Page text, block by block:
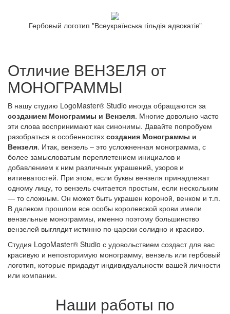
Гербовый логотип "Всеукраїнська гільдія адвокатів"
Отличие ВЕНЗЕЛЯ от
МОНОГРАММЫ
В нашу студию LogoMaster® Studio иногда обращаются за
созданием Монограммы и Вензеля. Многие довольно часто
эти слова воспринимают как синонимы. Давайте попробуем
разобраться в особенностях создания Монограммы и
Вензеля. Итак, вензель – это усложненная монограмма, с
более замысловатым переплетением инициалов и
добавлением к ним различных украшений, узоров и
витиеватостей. При этом, если буквы вензеля принадлежат
одному лицу, то вензель считается простым, если нескольким
— то сложным. Он может быть украшен короной, венком и т.п.
В далеком прошлом все особы королевской крови имели
вензельные монограммы, именно поэтому большинство
вензелей выглядит истинно по-царски солидно и красиво.
Студия LogoMaster® Studio с удовольствием создаст для вас
красивую и неповторимую монограмму, вензель или гербовый
логотип, которые придадут индивидуальности вашей личности
или компании.
Наши работы по